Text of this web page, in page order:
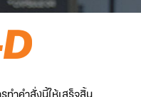
ำคำสั่งนี้ให้เสร็จสิ้น